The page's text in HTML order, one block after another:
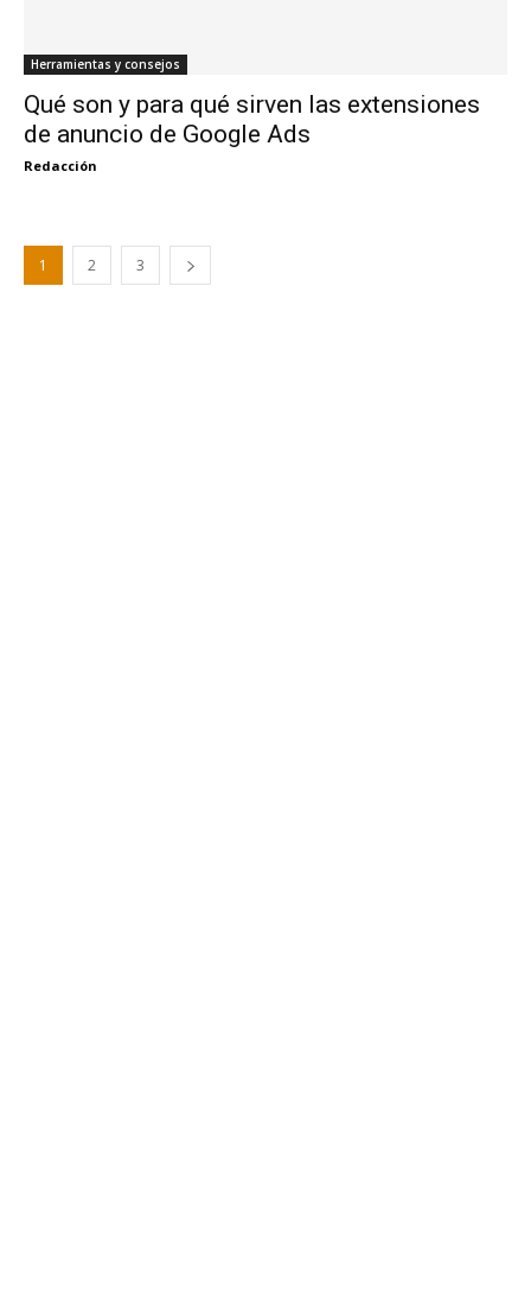
Herramientas y consejos
Qué son y para qué sirven las extensiones
de anuncio de Google Ads
Redacción
1 2 3